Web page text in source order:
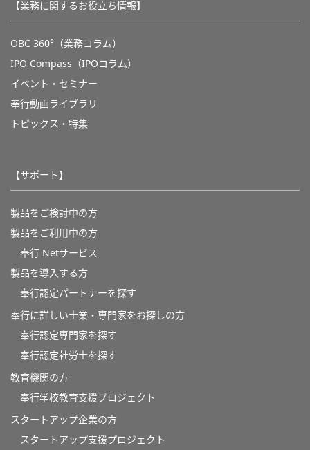
【業務に関するお役立ち情報】
OBC 360°（業務コラム）
IPO Compass（IPOコラム）
イベント・セミナー
奉行動画ライブラリ
トピックス・特集
【サポート】
製品をご検討中の方
製品をご利用中の方
奉行 Netサービス
製品を導入する方
奉行認定パートナーを探す
奉行に詳しい士業・専門家をお探しの方
奉行認定専門家を探す
奉行認定社労士を探す
教育機関の方
奉⾏学校教育⽀援プロジェクト
スタートアップ企業の方
スタートアップ支援プロジェクト